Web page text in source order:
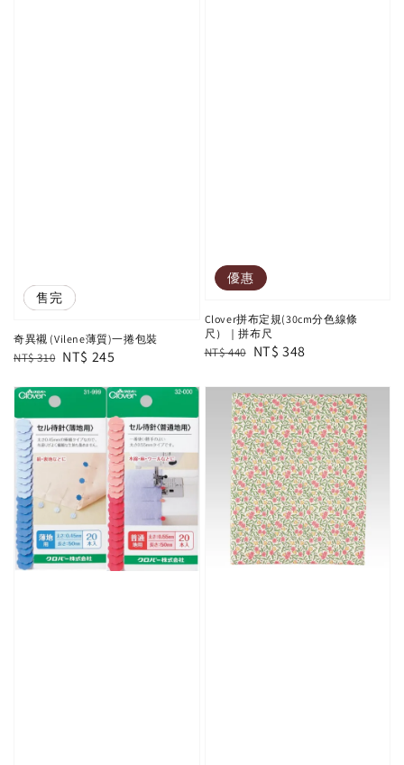
優惠
售完
奇異襯 (Vilene薄質)一捲包裝
Regular
NT$ 310 Sale
NT$ 245
優惠
Clover拼布定規(30cm分色線條
尺）｜拼布尺
Regular
NT$ 440 Sale
NT$ 348